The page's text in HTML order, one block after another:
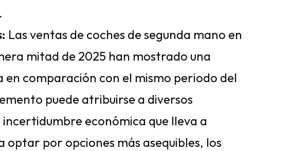
Las ventas de coches de segunda mano en
mitad de 2025 han mostrado una
en comparación con el mismo periodo del
puede atribuirse a diversos
económica que lleva a
optar por opciones más asequibles, los